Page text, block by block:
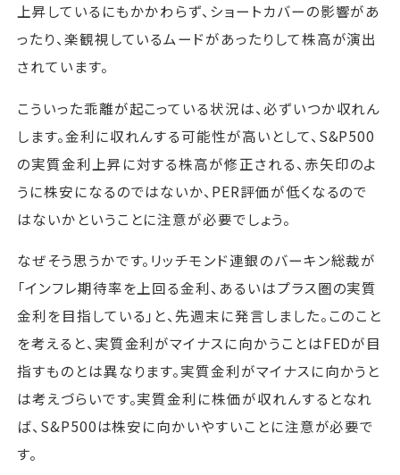
上昇しているにもかかわらず、ショートカバーの影響があ
ったり、楽観視しているムードがあったりして株高が演出
されています。
こういった乖離が起こっている状況は、必ずいつか収れん
します。金利に収れんする可能性が高いとして、S&P500
の実質金利上昇に対する株高が修正される、赤矢印のよ
うに株安になるのではないか、PER評価が低くなるので
はないかということに注意が必要でしょう。
なぜそう思うかです。リッチモンド連銀のバーキン総裁が
「インフレ期待率を上回る金利、あるいはプラス圏の実質
金利を目指している」と、先週末に発言しました。このこと
を考えると、実質金利がマイナスに向かうことはFEDが目
指すものとは異なります。実質金利がマイナスに向かうと
は考えづらいです。実質金利に株価が収れんするとなれ
ば、S&P500は株安に向かいやすいことに注意が必要で
す。